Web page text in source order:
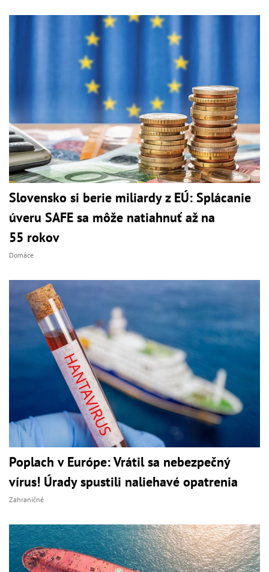
Slovensko si berie miliardy z EÚ: Splácanie
úveru SAFE sa môže natiahnuť až na
55 rokov
Domáce
Poplach v Európe: Vrátil sa nebezpečný
vírus! Úrady spustili naliehavé opatrenia
Zahraničné